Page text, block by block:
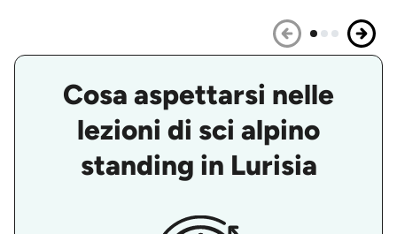
Cosa aspettarsi nelle
lezioni di sci alpino
standing in Lurisia